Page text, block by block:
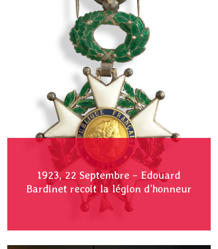
1923, 22 Septembre – Edouard
Bardinet recoit la légion d’honneur